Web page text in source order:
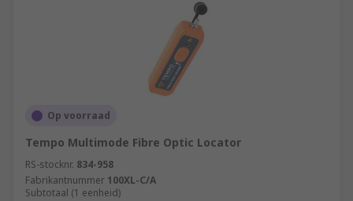
Op voorraad
Tempo Multimode Fibre Optic Locator
RS-stocknr. 834-958
Fabrikantnummer 100XL-C/A
Subtotaal (1 eenheid)